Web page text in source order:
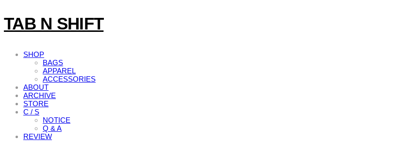
TAB N SHIFT
SHOP
BAGS
APPAREL
ACCESSORIES
ABOUT
ARCHIVE
STORE
C / S
NOTICE
Q & A
REVIEW